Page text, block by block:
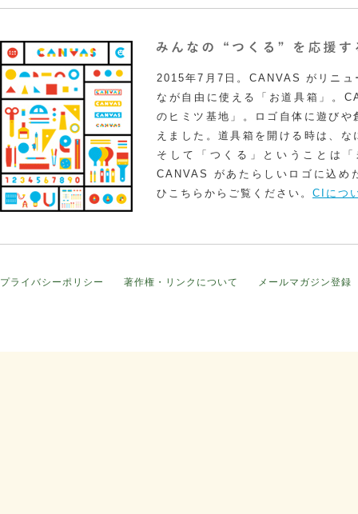
2015年7月7日。CANVAS がリニュ
なが自由に使える「お道具箱」。
のヒミツ基地」。ロゴ自体に遊び
えました。道具箱を開ける時は、
そして「つくる」ということは
CANVAS があたらしいロゴに込め
ひこちらからご覧ください。 CIにつ
プライバシーポリシー 著作権・リンクについて メールマガジン登録